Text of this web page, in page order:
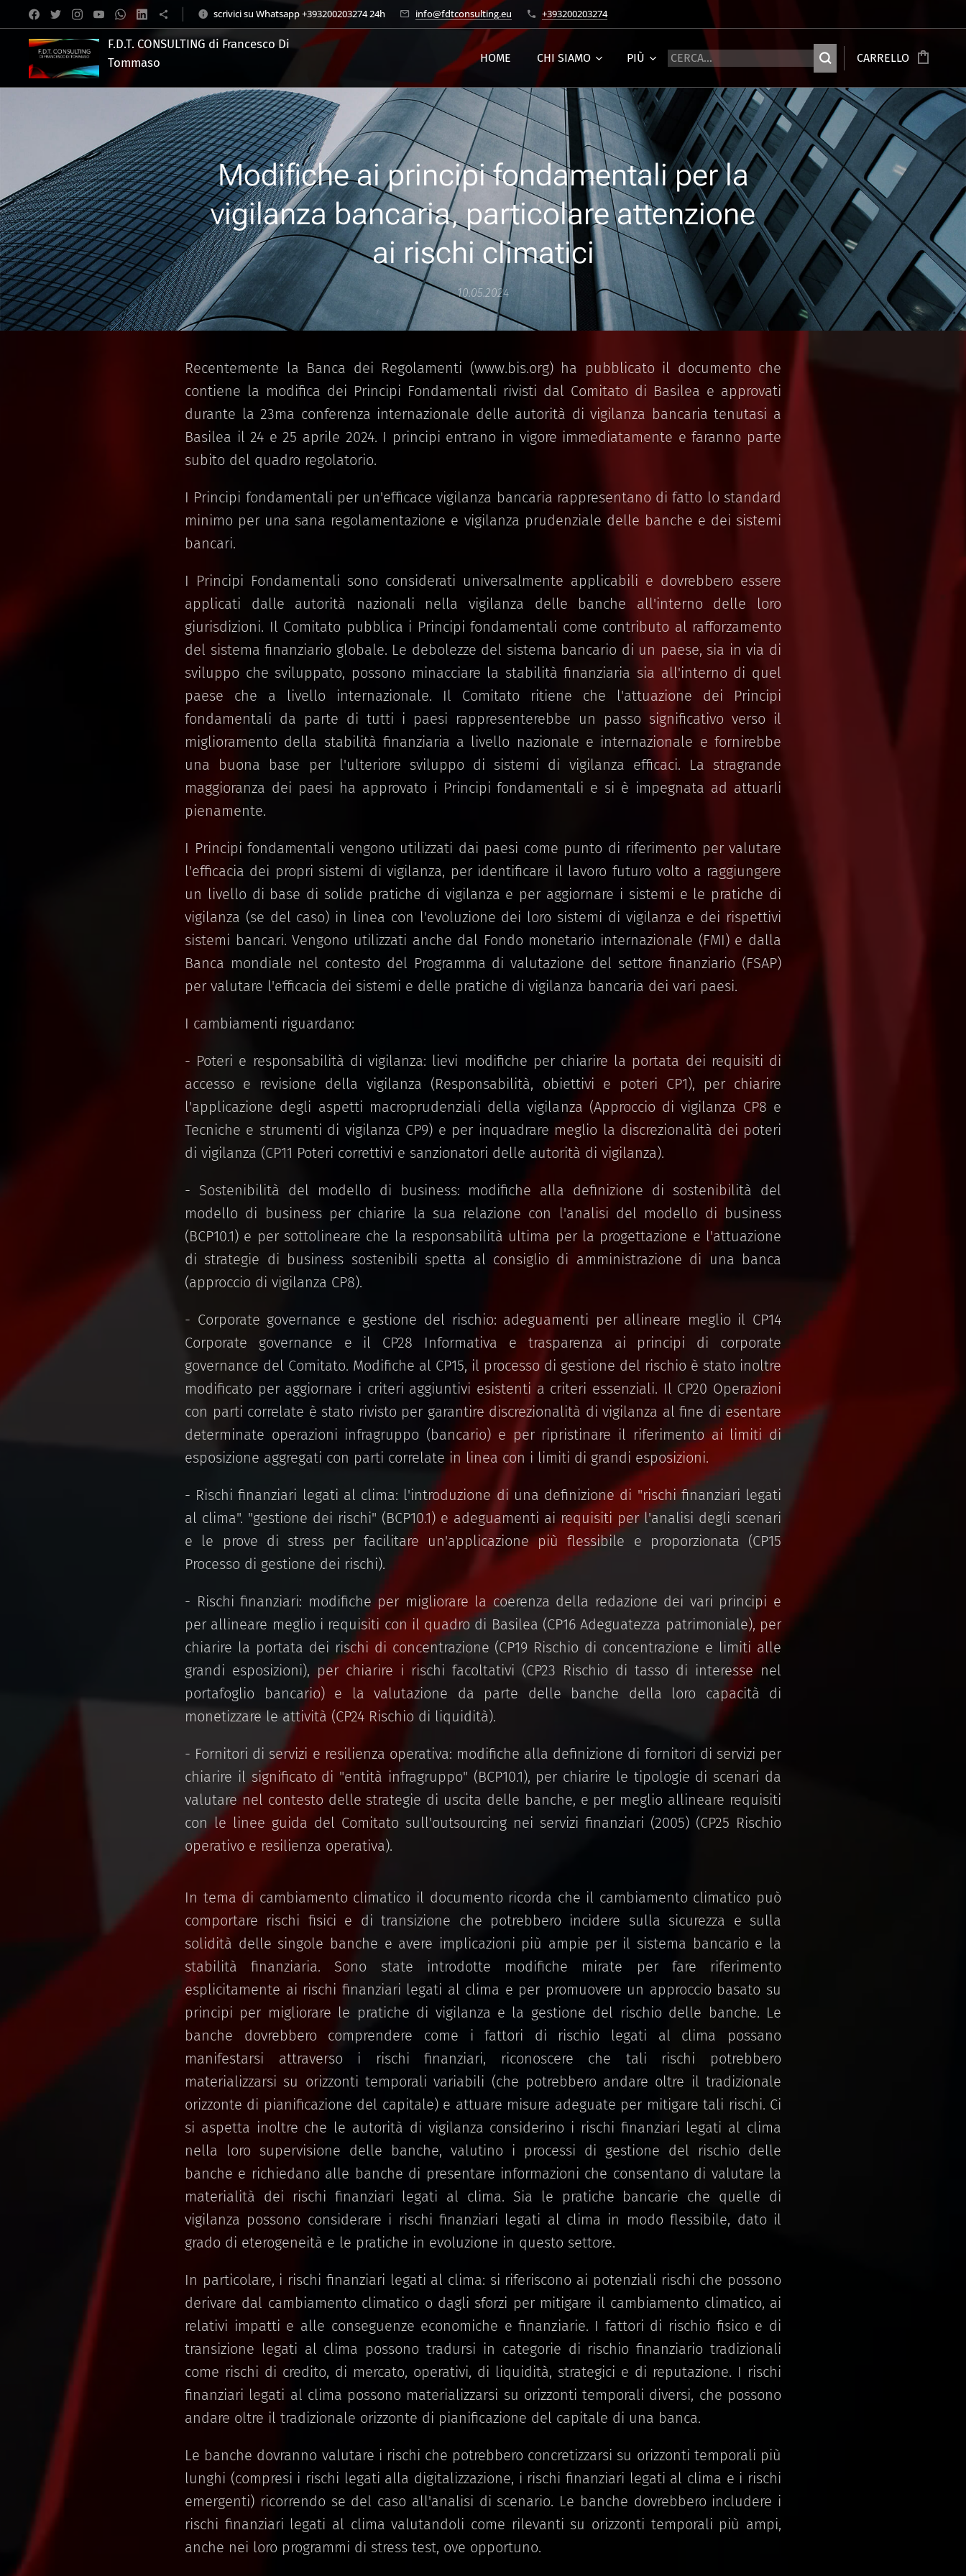
scrivici su Whatsapp +393200203274 24h info@fdtconsulting.eu +393200203274
F.D.T. CONSULTING di Francesco Di
Tommaso
.
HOME CHI SIAMO PIÙ CARRELLO
Modifiche ai principi fondamentali per la
vigilanza bancaria, particolare attenzione
ai rischi climatici
10.05.2024
Recentemente la Banca dei Regolamenti (www.bis.org) ha pubblicato il documento che
contiene la modifica dei Principi Fondamentali rivisti dal Comitato di Basilea e approvati
durante la 23ma conferenza internazionale delle autorità di vigilanza bancaria tenutasi a
Basilea il 24 e 25 aprile 2024. I principi entrano in vigore immediatamente e faranno parte
subito del quadro regolatorio.
I Principi fondamentali per un'efficace vigilanza bancaria rappresentano di fatto lo standard
minimo per una sana regolamentazione e vigilanza prudenziale delle banche e dei sistemi
bancari.
I Principi Fondamentali sono considerati universalmente applicabili e dovrebbero essere
applicati dalle autorità nazionali nella vigilanza delle banche all'interno delle loro
giurisdizioni. Il Comitato pubblica i Principi fondamentali come contributo al rafforzamento
del sistema finanziario globale. Le debolezze del sistema bancario di un paese, sia in via di
sviluppo che sviluppato, possono minacciare la stabilità finanziaria sia all'interno di quel
paese che a livello internazionale. Il Comitato ritiene che l'attuazione dei Principi
fondamentali da parte di tutti i paesi rappresenterebbe un passo significativo verso il
miglioramento della stabilità finanziaria a livello nazionale e internazionale e fornirebbe
una buona base per l'ulteriore sviluppo di sistemi di vigilanza efficaci. La stragrande
maggioranza dei paesi ha approvato i Principi fondamentali e si è impegnata ad attuarli
pienamente.
I Principi fondamentali vengono utilizzati dai paesi come punto di riferimento per valutare
l'efficacia dei propri sistemi di vigilanza, per identificare il lavoro futuro volto a raggiungere
un livello di base di solide pratiche di vigilanza e per aggiornare i sistemi e le pratiche di
vigilanza (se del caso) in linea con l'evoluzione dei loro sistemi di vigilanza e dei rispettivi
sistemi bancari. Vengono utilizzati anche dal Fondo monetario internazionale (FMI) e dalla
Banca mondiale nel contesto del Programma di valutazione del settore finanziario (FSAP)
per valutare l'efficacia dei sistemi e delle pratiche di vigilanza bancaria dei vari paesi.
I cambiamenti riguardano:
- Poteri e responsabilità di vigilanza: lievi modifiche per chiarire la portata dei requisiti di
accesso e revisione della vigilanza (Responsabilità, obiettivi e poteri CP1), per chiarire
l'applicazione degli aspetti macroprudenziali della vigilanza (Approccio di vigilanza CP8 e
Tecniche e strumenti di vigilanza CP9) e per inquadrare meglio la discrezionalità dei poteri
di vigilanza (CP11 Poteri correttivi e sanzionatori delle autorità di vigilanza).
- Sostenibilità del modello di business: modifiche alla definizione di sostenibilità del
modello di business per chiarire la sua relazione con l'analisi del modello di business
(BCP10.1) e per sottolineare che la responsabilità ultima per la progettazione e l'attuazione
di strategie di business sostenibili spetta al consiglio di amministrazione di una banca
(approccio di vigilanza CP8).
- Corporate governance e gestione del rischio: adeguamenti per allineare meglio il CP14
Corporate governance e il CP28 Informativa e trasparenza ai principi di corporate
governance del Comitato. Modifiche al CP15, il processo di gestione del rischio è stato inoltre
modificato per aggiornare i criteri aggiuntivi esistenti a criteri essenziali. Il CP20 Operazioni
con parti correlate è stato rivisto per garantire discrezionalità di vigilanza al fine di esentare
determinate operazioni infragruppo (bancario) e per ripristinare il riferimento ai limiti di
esposizione aggregati con parti correlate in linea con i limiti di grandi esposizioni.
- Rischi finanziari legati al clima: l'introduzione di una definizione di "rischi finanziari legati
al clima". "gestione dei rischi" (BCP10.1) e adeguamenti ai requisiti per l'analisi degli scenari
e le prove di stress per facilitare un'applicazione più flessibile e proporzionata (CP15
Processo di gestione dei rischi).
- Rischi finanziari: modifiche per migliorare la coerenza della redazione dei vari principi e
per allineare meglio i requisiti con il quadro di Basilea (CP16 Adeguatezza patrimoniale), per
chiarire la portata dei rischi di concentrazione (CP19 Rischio di concentrazione e limiti alle
grandi esposizioni), per chiarire i rischi facoltativi (CP23 Rischio di tasso di interesse nel
portafoglio bancario) e la valutazione da parte delle banche della loro capacità di
monetizzare le attività (CP24 Rischio di liquidità).
- Fornitori di servizi e resilienza operativa: modifiche alla definizione di fornitori di servizi per
chiarire il significato di "entità infragruppo" (BCP10.1), per chiarire le tipologie di scenari da
valutare nel contesto delle strategie di uscita delle banche, e per meglio allineare requisiti
con le linee guida del Comitato sull'outsourcing nei servizi finanziari (2005) (CP25 Rischio
operativo e resilienza operativa).
In tema di cambiamento climatico il documento ricorda che il cambiamento climatico può
comportare rischi fisici e di transizione che potrebbero incidere sulla sicurezza e sulla
solidità delle singole banche e avere implicazioni più ampie per il sistema bancario e la
stabilità finanziaria. Sono state introdotte modifiche mirate per fare riferimento
esplicitamente ai rischi finanziari legati al clima e per promuovere un approccio basato su
principi per migliorare le pratiche di vigilanza e la gestione del rischio delle banche. Le
banche dovrebbero comprendere come i fattori di rischio legati al clima possano
manifestarsi attraverso i rischi finanziari, riconoscere che tali rischi potrebbero
materializzarsi su orizzonti temporali variabili (che potrebbero andare oltre il tradizionale
orizzonte di pianificazione del capitale) e attuare misure adeguate per mitigare tali rischi. Ci
si aspetta inoltre che le autorità di vigilanza considerino i rischi finanziari legati al clima
nella loro supervisione delle banche, valutino i processi di gestione del rischio delle
banche e richiedano alle banche di presentare informazioni che consentano di valutare la
materialità dei rischi finanziari legati al clima. Sia le pratiche bancarie che quelle di
vigilanza possono considerare i rischi finanziari legati al clima in modo flessibile, dato il
grado di eterogeneità e le pratiche in evoluzione in questo settore.
In particolare, i rischi finanziari legati al clima: si riferiscono ai potenziali rischi che possono
derivare dal cambiamento climatico o dagli sforzi per mitigare il cambiamento climatico, ai
relativi impatti e alle conseguenze economiche e finanziarie. I fattori di rischio fisico e di
transizione legati al clima possono tradursi in categorie di rischio finanziario tradizionali
come rischi di credito, di mercato, operativi, di liquidità, strategici e di reputazione. I rischi
finanziari legati al clima possono materializzarsi su orizzonti temporali diversi, che possono
andare oltre il tradizionale orizzonte di pianificazione del capitale di una banca.
Le banche dovranno valutare i rischi che potrebbero concretizzarsi su orizzonti temporali più
lunghi (compresi i rischi legati alla digitalizzazione, i rischi finanziari legati al clima e i rischi
emergenti) ricorrendo se del caso all'analisi di scenario. Le banche dovrebbero includere i
rischi finanziari legati al clima valutandoli come rilevanti su orizzonti temporali più ampi,
anche nei loro programmi di stress test, ove opportuno.